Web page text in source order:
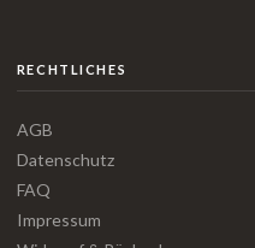
RECHTLICHES
AGB
Datenschutz
FAQ
Impressum